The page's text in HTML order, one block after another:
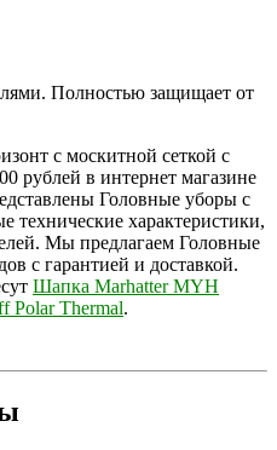
Полностью защищает от
с москитной сеткой с
рублей в интернет магазине
Головные уборы с
технические характеристики,
Мы предлагаем Головные
с гарантией и доставкой.
Шапка Marhatter MYH
Polar Thermal.